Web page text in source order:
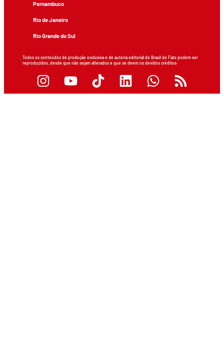
Pernambuco
Rio de Janeiro
Rio Grande do Sul
Todos os conteúdos de produção exclusiva e de autoria editorial do Brasil de Fato podem ser
reproduzidos, desde que não sejam alterados e que se deem os devidos créditos.